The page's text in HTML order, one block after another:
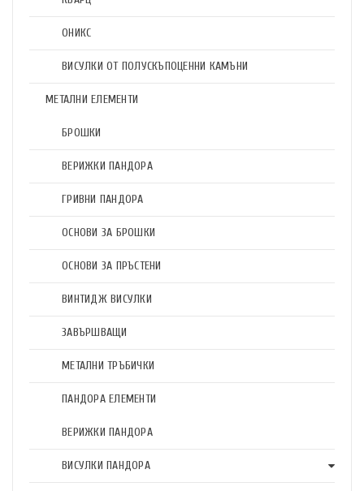
ОНИКС
ВИСУЛКИ ОТ ПОЛУСКЪПОЦЕННИ КАМЪНИ
МЕТАЛНИ ЕЛЕМЕНТИ
БРОШКИ
ВЕРИЖКИ ПАНДОРА
ГРИВНИ ПАНДОРА
ОСНОВИ ЗА БРОШКИ
ОСНОВИ ЗА ПРЪСТЕНИ
ВИНТИДЖ ВИСУЛКИ
ЗАВЪРШВАЩИ
МЕТАЛНИ ТРЪБИЧКИ
ПАНДОРА ЕЛЕМЕНТИ
ВЕРИЖКИ ПАНДОРА
ВИСУЛКИ ПАНДОРА